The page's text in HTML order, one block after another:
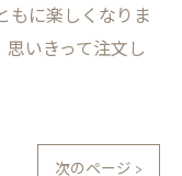
もに楽しくなりま
いきって注文し
次のページ >